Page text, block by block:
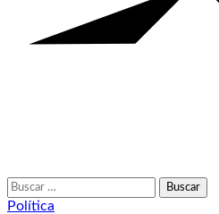
Buscar:
Política